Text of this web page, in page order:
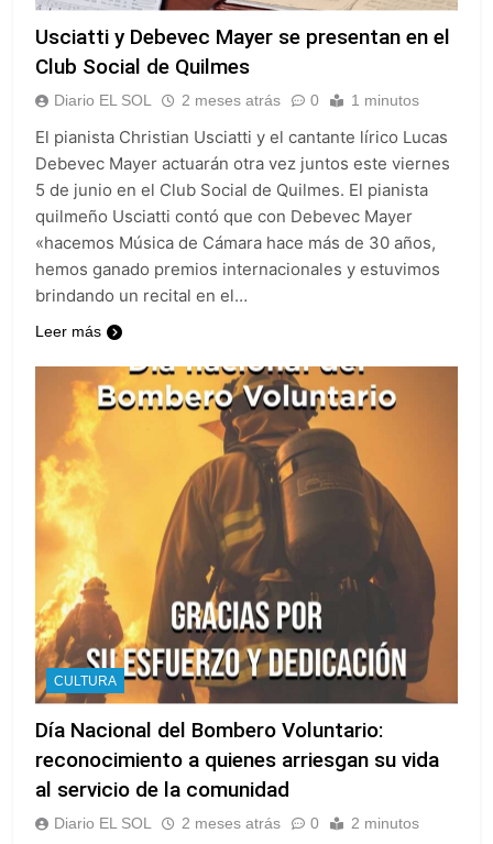
Usciatti y Debevec Mayer se presentan en el
Club Social de Quilmes
Diario EL SOL 2 meses atrás 0 1 minutos
El pianista Christian Usciatti y el cantante lírico Lucas
Debevec Mayer actuarán otra vez juntos este viernes
5 de junio en el Club Social de Quilmes. El pianista
quilmeño Usciatti contó que con Debevec Mayer
«hacemos Música de Cámara hace más de 30 años,
hemos ganado premios internacionales y estuvimos
brindando un recital en el…
Leer más
CULTURA
Día Nacional del Bombero Voluntario:
reconocimiento a quienes arriesgan su vida
al servicio de la comunidad
Diario EL SOL 2 meses atrás 0 2 minutos